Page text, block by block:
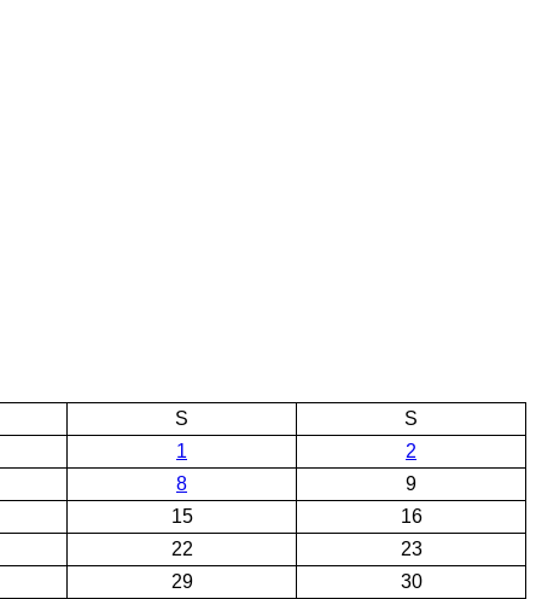
S
S
1
2
8
9
15
16
22
23
29
30